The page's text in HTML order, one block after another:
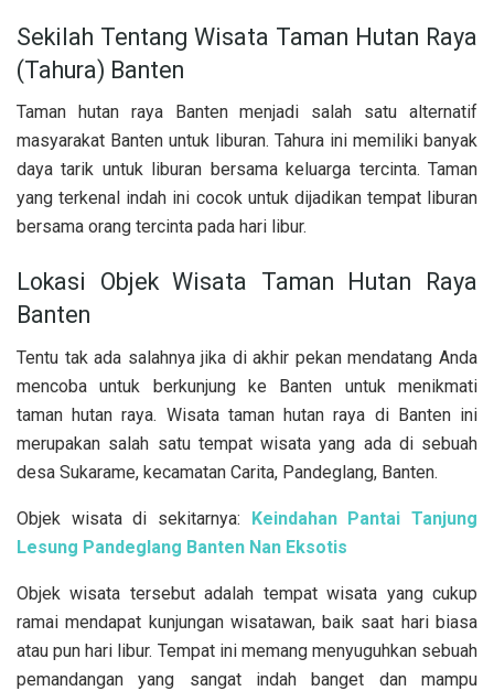
Sekilah Tentang Wisata Taman Hutan Raya
(Tahura) Banten
Taman hutan raya Banten menjadi salah satu alternatif
masyarakat Banten untuk liburan. Tahura ini memiliki banyak
daya tarik untuk liburan bersama keluarga tercinta. Taman
yang terkenal indah ini cocok untuk dijadikan tempat liburan
bersama orang tercinta pada hari libur.
Lokasi Objek Wisata Taman Hutan Raya
Banten
Tentu tak ada salahnya jika di akhir pekan mendatang Anda
mencoba untuk berkunjung ke Banten untuk menikmati
taman hutan raya. Wisata taman hutan raya di Banten ini
merupakan salah satu tempat wisata yang ada di sebuah
desa Sukarame, kecamatan Carita, Pandeglang, Banten.
Objek wisata di sekitarnya: Keindahan Pantai Tanjung
Lesung Pandeglang Banten Nan Eksotis
Objek wisata tersebut adalah tempat wisata yang cukup
ramai mendapat kunjungan wisatawan, baik saat hari biasa
atau pun hari libur. Tempat ini memang menyuguhkan sebuah
pemandangan yang sangat indah banget dan mampu